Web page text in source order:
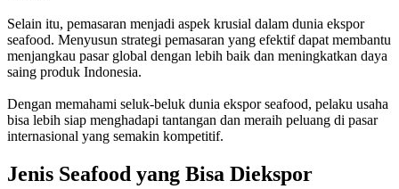
Selain itu, pemasaran menjadi aspek krusial dalam dunia ekspor
seafood. Menyusun strategi pemasaran yang efektif dapat membantu
menjangkau pasar global dengan lebih baik dan meningkatkan daya
saing produk Indonesia.
Dengan memahami seluk-beluk dunia ekspor seafood, pelaku usaha
bisa lebih siap menghadapi tantangan dan meraih peluang di pasar
internasional yang semakin kompetitif.
Jenis Seafood yang Bisa Diekspor